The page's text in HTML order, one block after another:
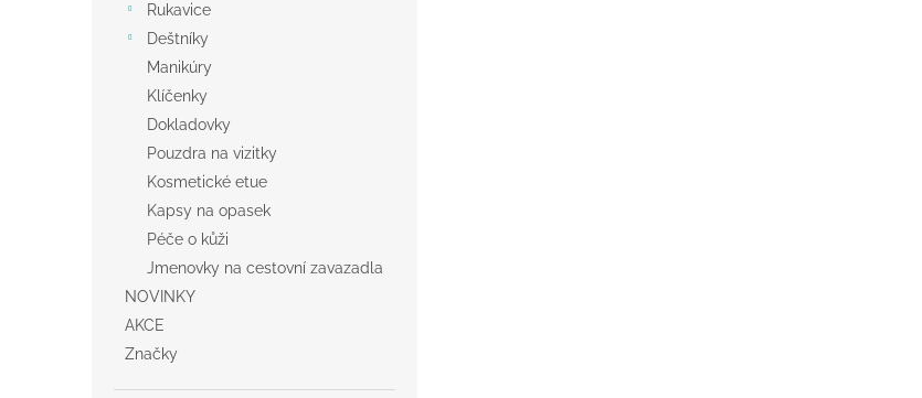
Rukavice
Deštníky
Manikúry
Klíčenky
Dokladovky
Pouzdra na vizitky
Kosmetické etue
Kapsy na opasek
Péče o kůži
Jmenovky na cestovní zavazadla
NOVINKY
AKCE
Značky